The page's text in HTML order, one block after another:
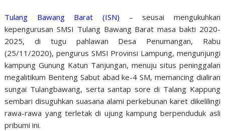
Tulang Bawang Barat (ISN) – seusai mengukuhkan
kepengurusan SMSI Tulang Bawang Barat masa bakti 2020-
2025, di tugu pahlawan Desa Penumangan, Rabu
(25/11/2020), pengurus SMSI Provinsi Lampung, mengunjungi
kampung Gunung Katun Tanjungan, menuju situs peninggalan
megalitikum Benteng Sabut abad ke-4 SM, memancing dialiran
sungai Tulangbawang, serta santap sore di Talang Kappung
sembari disuguhkan suasana alami perkebunan karet dikelilingi
rawa-rawa yang terletak di ujung kampung berpenduduk asli
pribumi ini.